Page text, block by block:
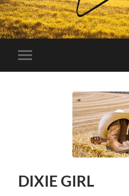
Toggle
mobile
DIXIE GIRL